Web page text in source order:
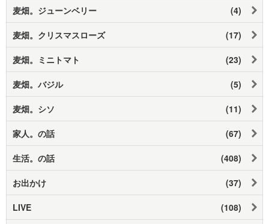
麦畑。ジューンベリー (4)
麦畑。クリスマスローズ (17)
麦畑。ミニトマト (23)
麦畑。バジル (5)
麦畑。シソ (11)
家人。の話 (67)
生活。の話 (408)
お出かけ (37)
LIVE (108)